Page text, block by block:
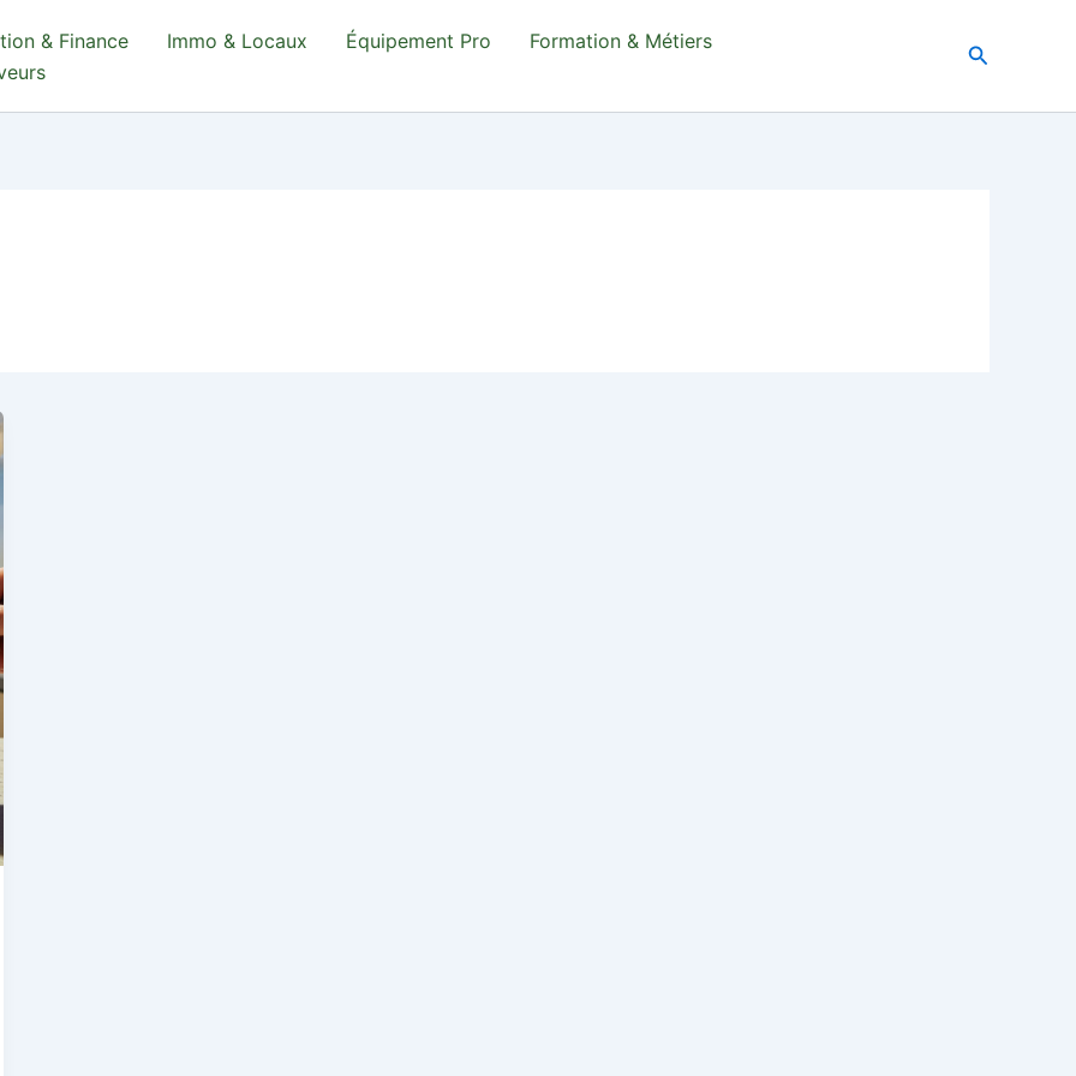
& Finance Immo & Locaux Équipement Pro
Formation & Métiers